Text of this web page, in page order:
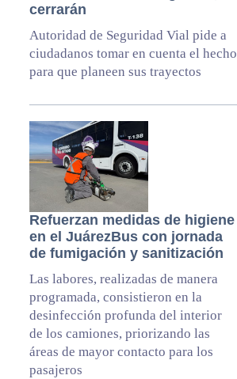
cerrarán
Autoridad de Seguridad Vial pide a
ciudadanos tomar en cuenta el hecho
para que planeen sus trayectos
Refuerzan medidas de higiene
en el JuárezBus con jornada
de fumigación y sanitización
Las labores, realizadas de manera
programada, consistieron en la
desinfección profunda del interior
de los camiones, priorizando las
áreas de mayor contacto para los
pasajeros